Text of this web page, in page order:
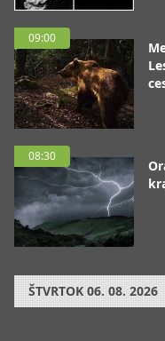
09:00
08:30
ŠTVRTOK 06. 08. 2026